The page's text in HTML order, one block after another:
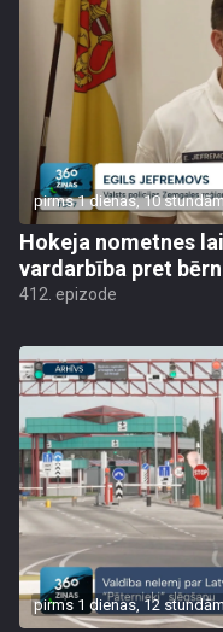
pirms 1 dienas, 10
Hokeja nometnes
vardarbība pret
412. epizode
pirms 1 dienas, 12 stundām